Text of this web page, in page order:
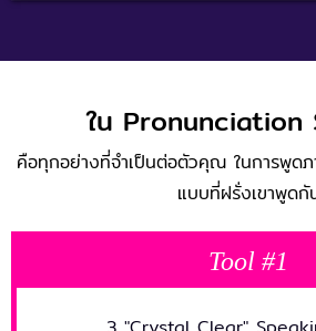
ใน Pronunciation
คือทุกอย่างที่จำเป็นต่อตัวคุณ ในการพูดภ
แบบที่ฝรั่งเขาพูดกั
Tool #1